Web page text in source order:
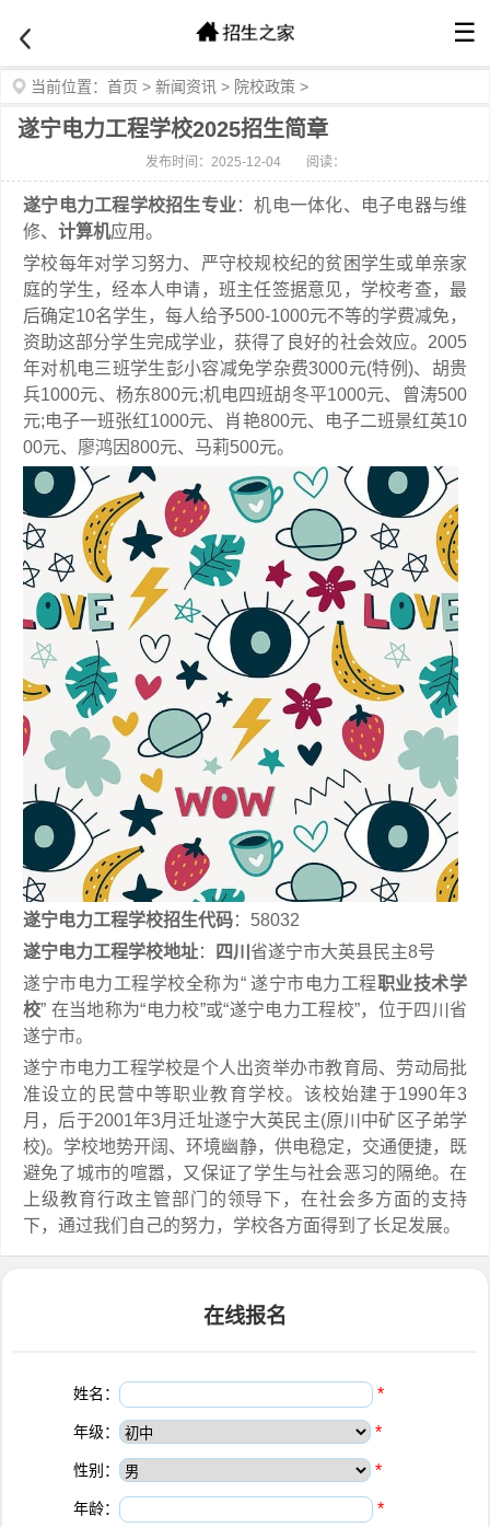
☰
当前位置： 首页 > 新闻资讯 > 院校政策 >
遂宁电力工程学校2025招生简章
发布时间：2025-12-04 阅读：
遂宁电力工程学校招生专业：机电一体化、电子电器与维
修、 计算机应用。
学校每年对学习努力、严守校规校纪的贫困学生或单亲家
庭的学生，经本人申请，班主任签据意见，学校考查，最
后确定10名学生，每人给予500-1000元不等的学费减免，
资助这部分学生完成学业，获得了良好的社会效应。2005
年对机电三班学生彭小容减免学杂费3000元(特例)、胡贵
兵1000元、杨东800元;机电四班胡冬平1000元、曾涛500
元;电子一班张红1000元、肖艳800元、电子二班景红英10
00元、廖鸿因800元、马莉500元。
遂宁电力工程学校招生代码：58032
遂宁电力工程学校地址： 四川 省遂宁市大英县民主8号
遂宁市电力工程学校全称为“ 遂宁市电力工程职业技术学
校” 在当地称为“电力校”或“遂宁电力工程校”，位于四川省
遂宁市。
遂宁市电力工程学校是个人出资举办市教育局、劳动局批
准设立的民营中等职业教育学校。该校始建于1990年3
月，后于2001年3月迁址遂宁大英民主(原川中矿区子弟学
校)。学校地势开阔、环境幽静，供电稳定，交通便捷，既
避免了城市的喧嚣，又保证了学生与社会恶习的隔绝。在
上级教育行政主管部门的领导下，在社会多方面的支持
下，通过我们自己的努力，学校各方面得到了长足发展。
在线报名
姓名： *
年级： *
性别： *
年龄： *